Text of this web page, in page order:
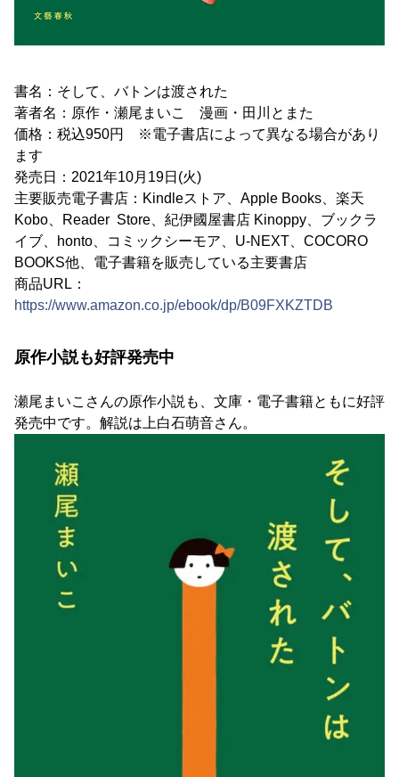
書名：そして、バトンは渡された
著者名：原作・瀬尾まいこ 漫画・田川とまた
価格：税込950円 ※電子書店によって異なる場合があり
ます
発売日：2021年10月19日(火)
主要販売電子書店：Kindleストア、Apple Books、楽天
Kobo、Reader Store、紀伊國屋書店 Kinoppy、ブックラ
イブ、honto、コミックシーモア、U-NEXT、COCORO
BOOKS他、電子書籍を販売している主要書店
商品URL：
https://www.amazon.co.jp/ebook/dp/B09FXKZTDB
原作小説も好評発売中
瀬尾まいこさんの原作小説も、文庫・電子書籍ともに好評
発売中です。解説は上白石萌音さん。